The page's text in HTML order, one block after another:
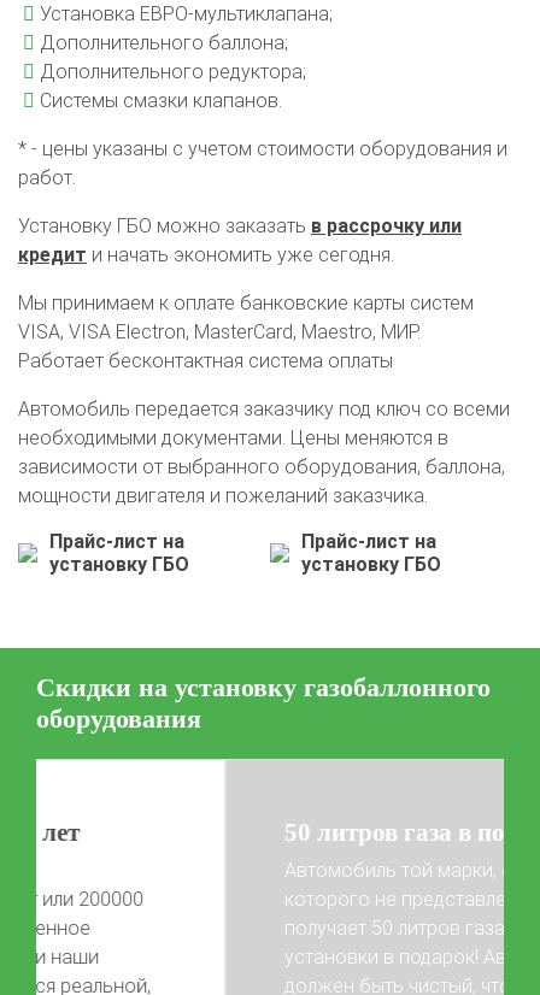
О автосервисе
Отзывы клиентов
Установка ГБО за 6 часов
4-го поколения
5-го поколения
Цена на установку ГБО
Техобслуживание ГБО
Полная диагностика ГБО
Регистрация ГБО в ГИБДД
Документы для регистрации
Установка ЕВРО-мультиклапана;
Дополнительного баллона;
Дополнительного редуктора;
Системы смазки клапанов.
* - цены указаны с учетом стоимости оборудования и
работ.
Установку ГБО можно заказать в рассрочку или
кредит и начать экономить уже сегодня.
Мы принимаем к оплате банковские карты систем
VISA, VISA Electron, MasterCard, Maestro, МИР.
Работает бесконтактная система оплаты
Автомобиль передается заказчику под ключ со всеми
необходимыми документами. Цены меняются в
зависимости от выбранного оборудования, баллона,
мощности двигателя и пожеланий заказчика.
Прайс-лист на
установку ГБО
Прайс-лист на
установку ГБО
Скидки на установку газобаллонного
оборудования
50 литров газа в подарок!
Автомобиль той марки, фото
которого не представлены на сайте,
получает 50 литров газа после
установки в подарок! Автомобиль
должен быть чистый, чтобы мы
Previous Next